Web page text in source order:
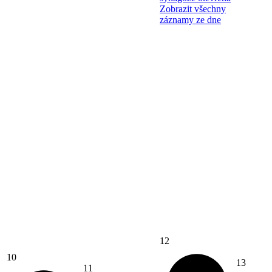
Zobrazit všechny
záznamy ze dne
10
11
12
13